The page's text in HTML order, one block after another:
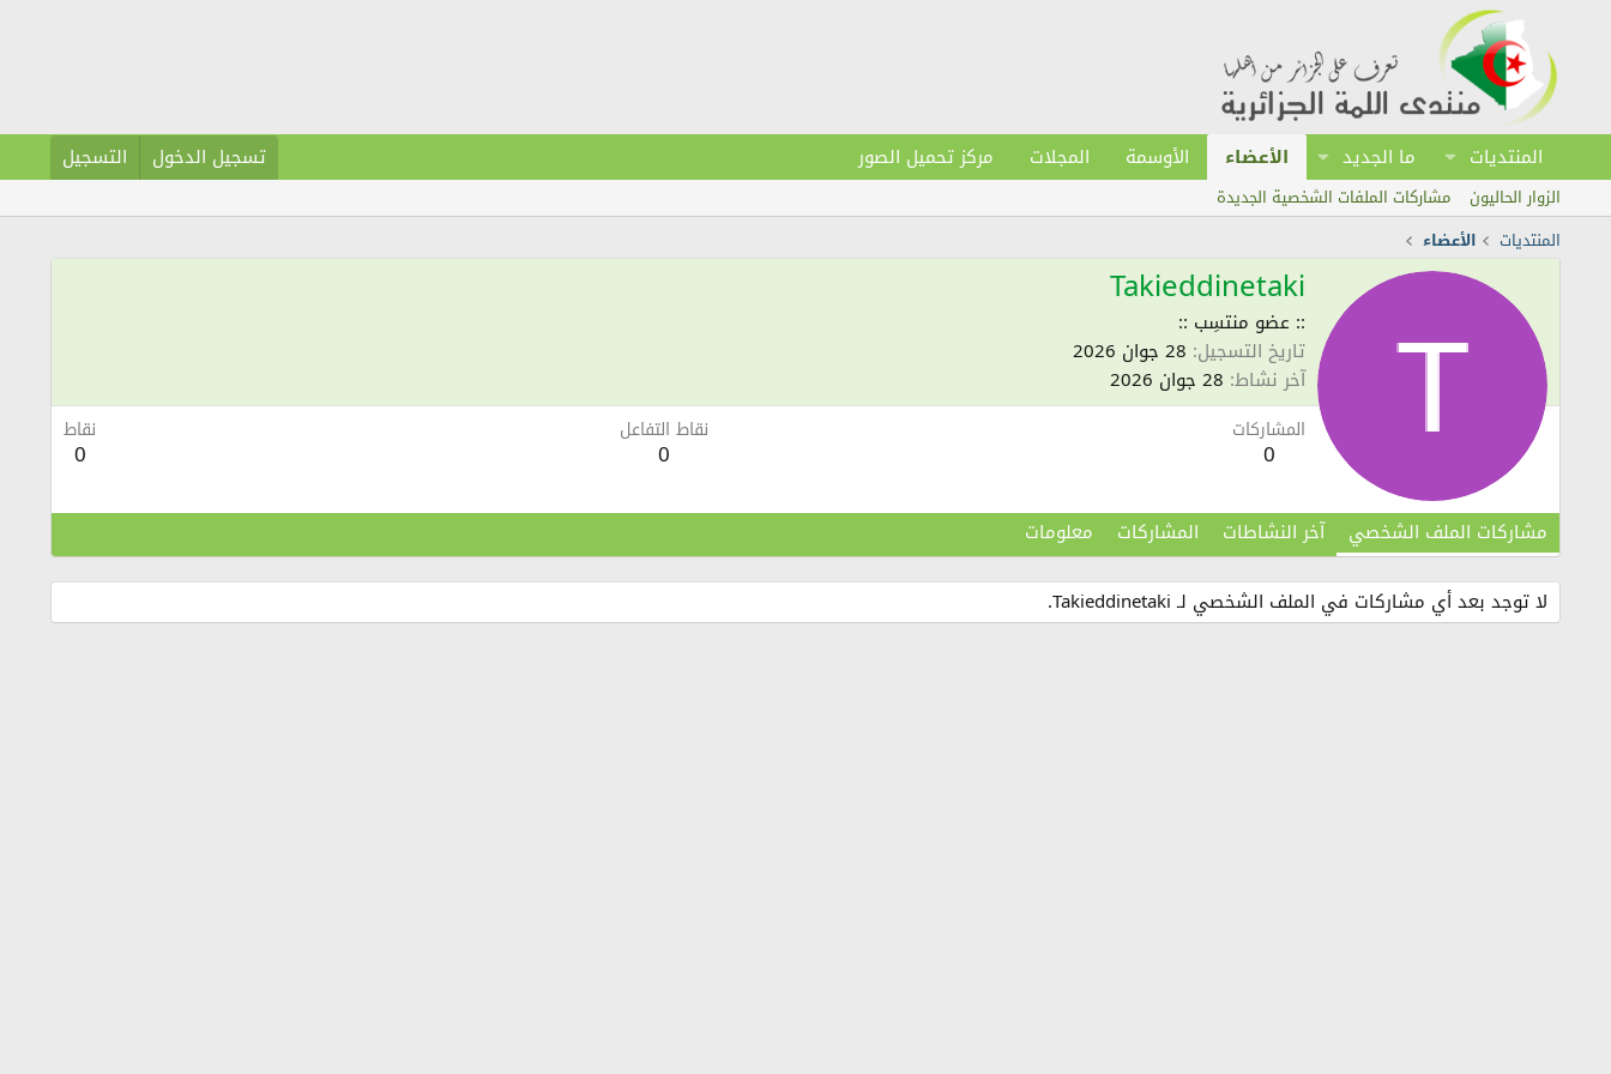
المنتديات ما الجديد الأعضاء الأوسمة المجلات مركز تحميل الصور تسجيل الدخول التسجيل
الزوار الحاليون
مشاركات الملفات الشخصية الجديدة
المنتديات
الأعضاء
Takieddinetaki
:: عضو منتسِب ::
تاريخ التسجيل 28 جوان 2026
آخر نشاط 28 جوان 2026
المشاركات
0
نقاط التفاعل
0
نقاط
0
مشاركات الملف الشخصي آخر النشاطات المشاركات معلومات
لا توجد بعد أي مشاركات في الملف الشخصي لـ Takieddinetaki.